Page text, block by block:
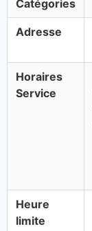
Catégories
Adresse
Horaires
Service
Heure
limite